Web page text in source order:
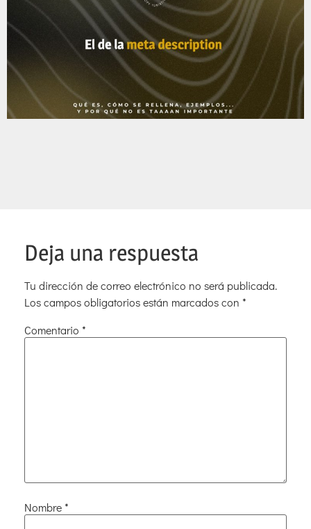
Deja una respuesta
Tu dirección de correo electrónico no será publicada.
Los campos obligatorios están marcados con *
Comentario *
Nombre*